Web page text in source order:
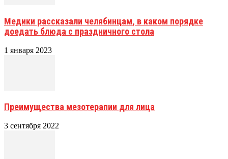
Медики рассказали челябинцам, в каком порядке
доедать блюда с праздничного стола
1 января 2023
Преимущества мезотерапии для лица
3 сентября 2022